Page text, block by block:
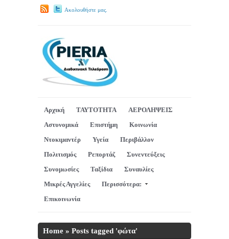
Ακολουθήστε μας.
Αρχική ΤΑΥΤΟΤΗΤΑ
ΑΕΡΟΛΗΨΕΙΣ
Αστυνομικά
Επιστήμη
Κοινωνία
Ντοκιμαντέρ
Υγεία
Περιβάλλον
Πολιτισμός
Ρεπορτάζ
Συνεντεύξεις
Συνομωσίες
Ταξίδια
Συναυλίες
Μικρές Αγγελίες
Περισσότερα:
Επικοινωνία
Home » Posts tagged 'φώτα'